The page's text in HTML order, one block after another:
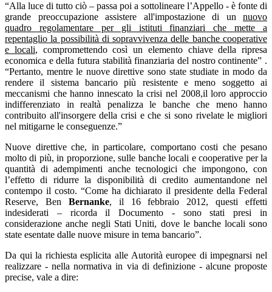
“Alla luce di tutto ciò – passa poi a sottolineare l’Appello - è fonte di
grande preoccupazione assistere all'impostazione di un nuovo
quadro regolamentare per gli istituti finanziari che mette a
repentaglio la possibilità di sopravvivenza delle banche cooperative
e locali, compromettendo così un elemento chiave della ripresa
economica e della futura stabilità finanziaria del nostro continente” .
“Pertanto, mentre le nuove direttive sono state studiate in modo da
rendere il sistema bancario più resistente e meno soggetto ai
meccanismi che hanno innescato la crisi nel 2008,il loro approccio
indifferenziato in realtà penalizza le banche che meno hanno
contribuito all'insorgere della crisi e che si sono rivelate le migliori
nel mitigarne le conseguenze.”
Nuove direttive che, in particolare, comportano costi che pesano
molto di più, in proporzione, sulle banche locali e cooperative per la
quantità di adempimenti anche tecnologici che impongono, con
l’effetto di ridurre la disponibilità di credito aumentandone nel
contempo il costo. “Come ha dichiarato il presidente della Federal
Reserve, Ben Bernanke, il 16 febbraio 2012, questi effetti
indesiderati – ricorda il Documento - sono stati presi in
considerazione anche negli Stati Uniti, dove le banche locali sono
state esentate dalle nuove misure in tema bancario”.
Da qui la richiesta esplicita alle Autorità europee di impegnarsi nel
realizzare - nella normativa in via di definizione - alcune proposte
precise, vale a dire: